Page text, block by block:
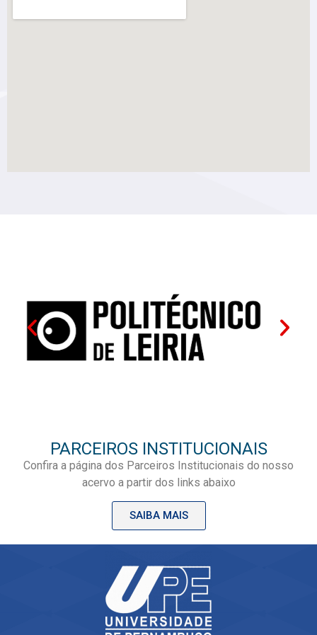
PARCEIROS INSTITUCIONAIS
Confira a página dos Parceiros Institucionais do nosso
acervo a partir dos links abaixo
SAIBA MAIS